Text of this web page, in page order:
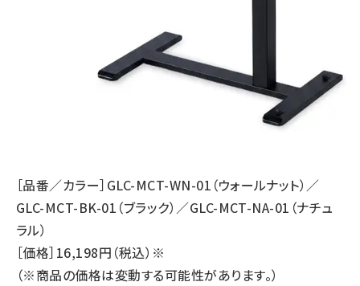
［品番／カラー］GLC-MCT-WN-01（ウォールナット）／
GLC-MCT-BK-01（ブラック）／GLC-MCT-NA-01（ナチュ
ラル）
［価格］16,198円（税込）※
（※商品の価格は変動する可能性があります。）